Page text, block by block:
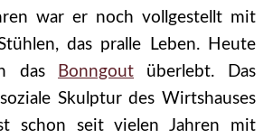
war er noch vollgestellt mit
das pralle Leben. Heute
das
Bonngout überlebt. Das
Skulptur des Wirtshauses
schon seit vielen Jahren mit